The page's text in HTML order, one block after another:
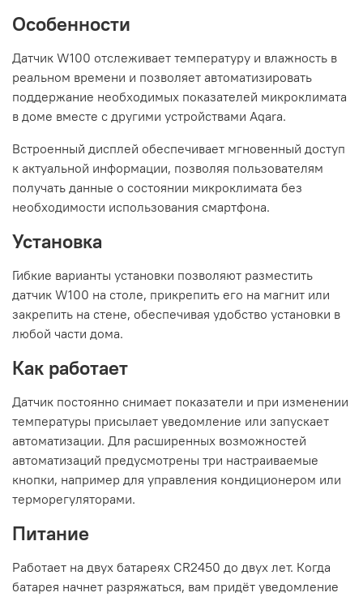
Особенности
Датчик W100 отслеживает температуру и влажность в
реальном времени и позволяет автоматизировать
поддержание необходимых показателей микроклимата
в доме вместе с другими устройствами Aqara.
Встроенный дисплей обеспечивает мгновенный доступ
к актуальной информации, позволяя пользователям
получать данные о состоянии микроклимата без
необходимости использования смартфона.
Установка
Гибкие варианты установки позволяют разместить
датчик W100 на столе, прикрепить его на магнит или
закрепить на стене, обеспечивая удобство установки в
любой части дома.
Как работает
Датчик постоянно снимает показатели и при изменении
температуры присылает уведомление или запускает
автоматизации. Для расширенных возможностей
автоматизаций предусмотрены три настраиваемые
кнопки, например для управления кондиционером или
терморегуляторами.
Питание
Работает на двух батареях CR2450 до двух лет. Когда
батарея начнет разряжаться, вам придёт уведомление